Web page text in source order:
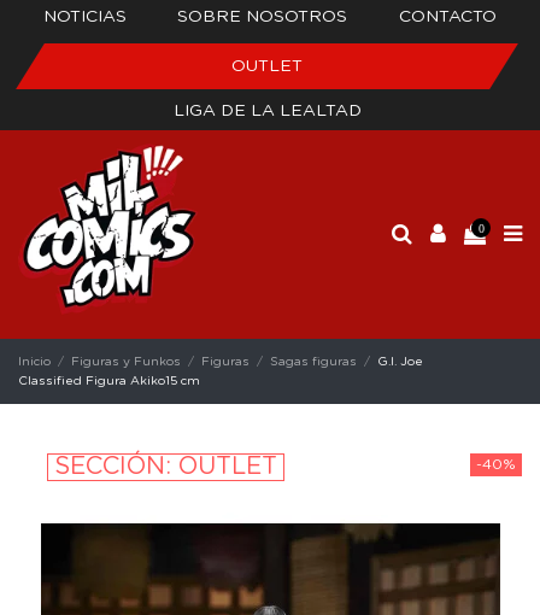
NOTICIAS SOBRE NOSOTROS CONTACTO
OUTLET
LIGA DE LA LEALTAD
0
Inicio Figuras y Funkos Figuras Sagas figuras
G.I. Joe
Classified Figura Akiko15 cm
-40%
SECCIÓN: OUTLET